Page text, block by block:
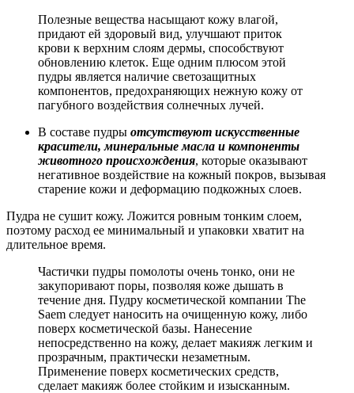
Полезные вещества насыщают кожу влагой,
придают ей здоровый вид, улучшают приток
крови к верхним слоям дермы, способствуют
обновлению клеток. Еще одним плюсом этой
пудры является наличие светозащитных
компонентов, предохраняющих нежную кожу от
пагубного воздействия солнечных лучей.
В составе пудры отсутствуют искусственные
красители, минеральные масла и компоненты
животного происхождения, которые оказывают
негативное воздействие на кожный покров, вызывая
старение кожи и деформацию подкожных слоев.
Пудра не сушит кожу. Ложится ровным тонким слоем,
поэтому расход ее минимальный и упаковки хватит на
длительное время.
Частички пудры помолоты очень тонко, они не
закупоривают поры, позволяя коже дышать в
течение дня. Пудру косметической компании The
Saem следует наносить на очищенную кожу, либо
поверх косметической базы. Нанесение
непосредственно на кожу, делает макияж легким и
прозрачным, практически незаметным.
Применение поверх косметических средств,
сделает макияж более стойким и изысканным.